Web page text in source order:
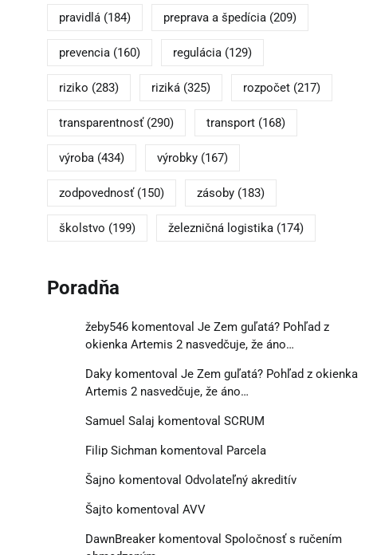
pravidlá(184) preprava a špedícia(209)
prevencia(160) regulácia(129)
riziko (283) riziká(325) rozpočet(217)
transparentnosť(290) transport(168)
výroba(434) výrobky(167)
zodpovednosť(150) zásoby(183)
školstvo (199) železničná logistika(174)
Poradňa
žeby546komentoval Je Zem guľatá? Pohľad z
okienka Artemis 2 nasvedčuje, že áno…
Dakykomentoval Je Zem guľatá? Pohľad z okienka
Artemis 2 nasvedčuje, že áno…
Samuel Salaj komentoval SCRUM
Filip Sichmankomentoval Parcela
Šajno komentoval Odvolateľný akreditív
Šajto komentoval AVV
DawnBreakerkomentoval Spoločnosť s ručením